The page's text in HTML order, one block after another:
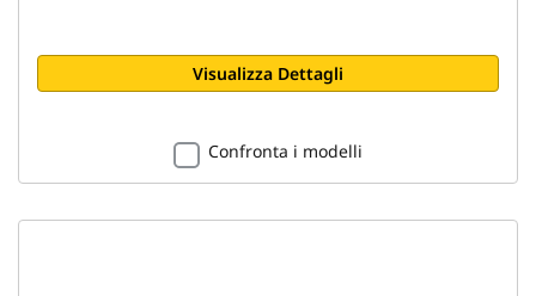
Visualizza Dettagli
Confronta i modelli